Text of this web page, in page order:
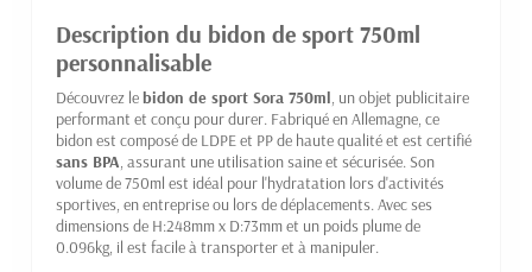
Description du bidon de sport 750ml
personnalisable
Découvrez lebidon de sport Sora 750ml, un objet publicitaire
performant et conçu pour durer. Fabriqué en Allemagne, ce
bidon est composé de LDPE et PP de haute qualité et est certifié
sans BPA, assurant une utilisation saine et sécurisée. Son
volume de 750ml est idéal pour l'hydratation lors d'activités
sportives, en entreprise ou lors de déplacements. Avec ses
dimensions de H:248mm x D:73mm et un poids plume de
0.096kg, il est facile à transporter et à manipuler.